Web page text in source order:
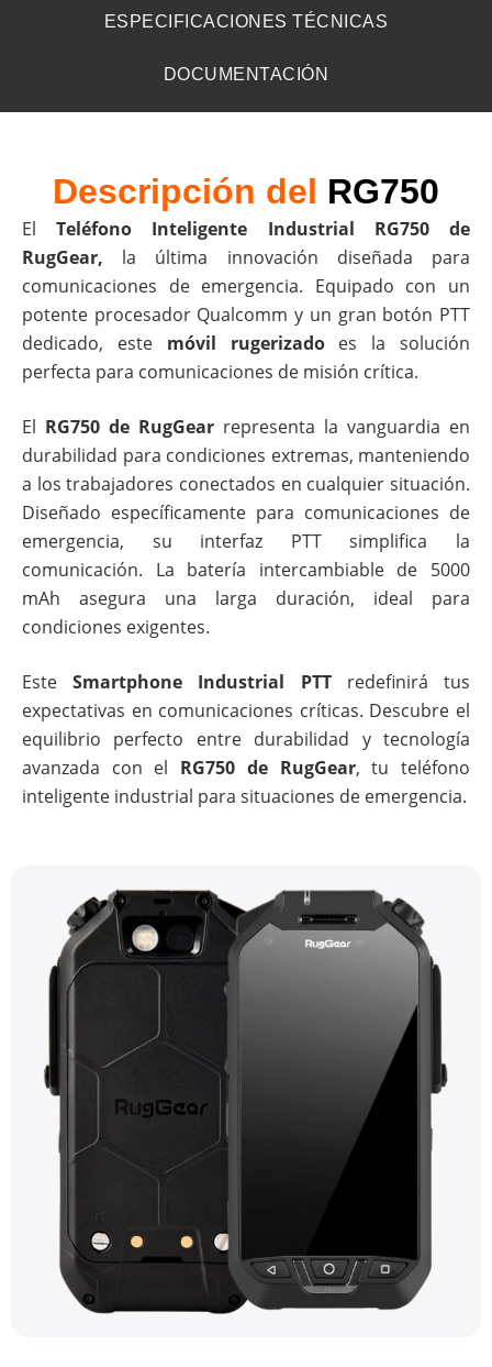
ESPECIFICACIONES TÉCNICAS
DOCUMENTACIÓN
Descripción del RG750
ElTeléfono Inteligente Industrial RG750 de
RugGear, la última innovación diseñada para
comunicaciones de emergencia. Equipado con un
potente procesador Qualcomm y un gran botón PTT
dedicado, este móvil rugerizadoes la solución
perfecta para comunicaciones de misión crítica.
El RG750 de RugGear representa la vanguardia en
durabilidad para condiciones extremas, manteniendo
a los trabajadores conectados en cualquier situación.
Diseñado específicamente para comunicaciones de
emergencia, su interfaz PTT simplifica la
comunicación. La batería intercambiable de 5000
mAh asegura una larga duración, ideal para
condiciones exigentes.
EsteSmartphone Industrial PTTredefinirá tus
expectativas en comunicaciones críticas. Descubre el
equilibrio perfecto entre durabilidad y tecnología
avanzada con el RG750 de RugGear, tu teléfono
inteligente industrial para situaciones de emergencia.